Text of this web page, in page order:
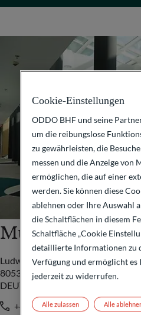
München
Ludwigstraße 8
80539 München
DEUTSCHLAND
+49 89 551730
Cookie-Einstellungen
ODDO BHF und seine
um die reibungslose
zu gewährleisten, die
messen und die Anzeige von
ermöglichen, die auf einer
werden. Sie können diese
ablehnen oder Ihre Auswahl
die Schaltflächen in diesem
Schaltfläche „Cookie
detaillierte Informationen zu
Verfügung und ermöglicht es
jederzeit zu widerrufen.
Alle
Alle zulassen